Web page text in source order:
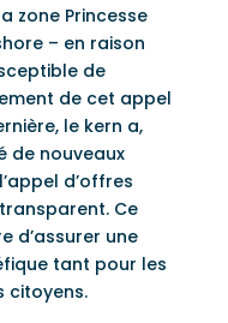
zone Princesse
– en raison
de
de cet appel
le kern a,
de nouveaux
d’offres
Ce
d’assurer une
tant pour les
citoyens.